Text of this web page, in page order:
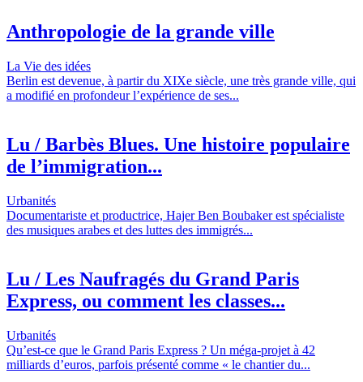
Anthropologie de la grande ville
La Vie des idées
Berlin est devenue, à partir du XIXe siècle, une très grande ville, qui
a modifié en profondeur l’expérience de ses...
Lu / Barbès Blues. Une histoire populaire
de l’immigration...
Urbanités
Documentariste et productrice, Hajer Ben Boubaker est spécialiste
des musiques arabes et des luttes des immigrés...
Lu / Les Naufragés du Grand Paris
Express, ou comment les classes...
Urbanités
Qu’est-ce que le Grand Paris Express ? Un méga-projet à 42
milliards d’euros, parfois présenté comme « le chantier du...